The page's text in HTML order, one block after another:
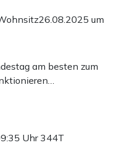
26.08.2025 um
am besten zum
Uhr344T